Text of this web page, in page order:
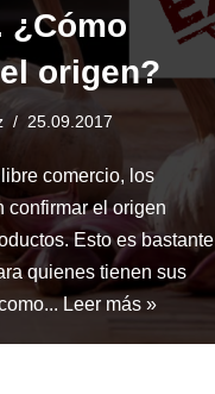
¿Cómo
origen?
25.09.2017
comercio, los
confirmar el origen
Esto es bastante
quienes tienen sus
Leer más »